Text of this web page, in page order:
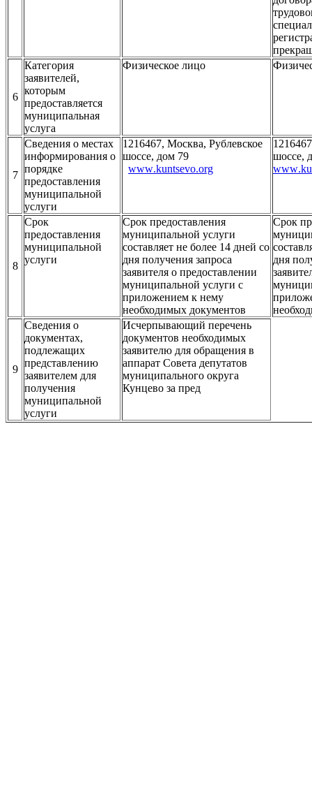
6
Категория
заявителей,
которым
предоставляется
муниципальная
услуга
Физическое лицо
7
Сведения о местах
информирования о
порядке
предоставления
муниципальной
услуги
1216467, Москва, Рублевское
шоссе, дом 79
www.kuntsevo.org
шоссе,
www.
8
Срок
предоставления
муниципальной
услуги
Срок предоставления
муниципальной услуги
составляет не более 14 дней со
дня получения запроса
заявителя о предоставлении
муниципальной услуги с
приложением к нему
необходимых документов
Срок
дня
9
Сведения о
документах,
подлежащих
представлению
заявителем для
получения
муниципальной
услуги
Исчерпывающий перечень
документов необходимых
заявителю для обращения в
аппарат Совета депутатов
муниципального округа
Кунцево за пред